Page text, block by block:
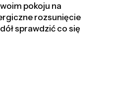
pokoju na
rozsunięcie
sprawdzić co się